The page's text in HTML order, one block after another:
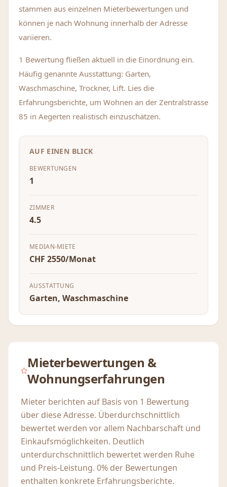
stammen aus einzelnen Mieterbewertungen und
können je nach Wohnung innerhalb der Adresse
variieren.
1 Bewertung fließen aktuell in die Einordnung ein.
Häufig genannte Ausstattung: Garten,
Waschmaschine, Trockner, Lift. Lies die
Erfahrungsberichte, um Wohnen an der Zentralstrasse
85 in Aegerten realistisch einzuschätzen.
AUF EINEN BLICK
BEWERTUNGEN
1
ZIMMER
4.5
MEDIAN-MIETE
CHF 2550/Monat
AUSSTATTUNG
Garten, Waschmaschine
Mieterbewertungen &
Wohnungserfahrungen
Mieter berichten auf Basis von 1 Bewertung
über diese Adresse. Überdurchschnittlich
bewertet werden vor allem Nachbarschaft und
Einkaufsmöglichkeiten. Deutlich
unterdurchschnittlich bewertet werden Ruhe
und Preis-Leistung. 0% der Bewertungen
enthalten konkrete Erfahrungsberichte.